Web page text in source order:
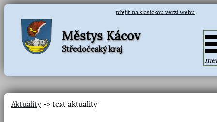
přejít na klasickou verzi webu
Městys Kácov
Středočeský kraj
Aktuality -> text aktuality